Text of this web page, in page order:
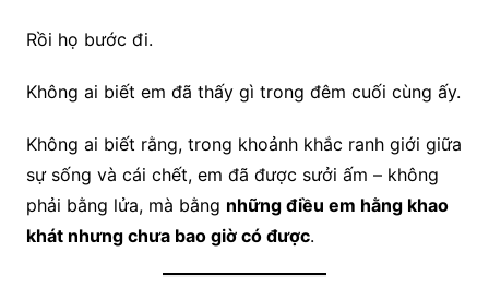
Rồi họ bước đi.
Không ai biết em đã thấy gì trong đêm cuối cùng ấy.
Không ai biết rằng, trong khoảnh khắc ranh giới giữa
sự sống và cái chết, em đã được sưởi ấm – không
phải bằng lửa, mà bằng những điều em hằng khao
khát nhưng chưa bao giờ có được.